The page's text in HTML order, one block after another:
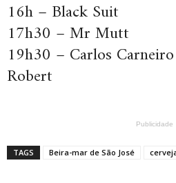
16h – Black Suit
17h30 – Mr Mutt
19h30 – Carlos
Robert
Publicidade
TAGS Beira-mar de São José